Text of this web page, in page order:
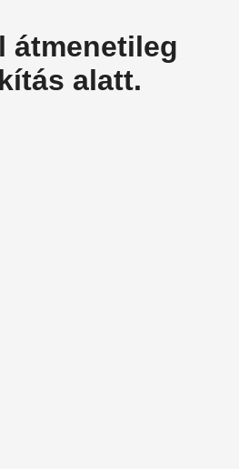
átmenetileg
alatt.